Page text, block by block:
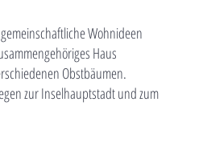
Wohnideen
Haus
Obstbäumen.
zur Inselhauptstadt und zum